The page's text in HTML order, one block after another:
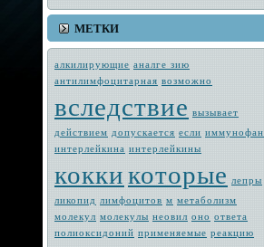
МЕТКИ
алкилирующие аналге зию
антилимфоцитарная возмож­но
вследствие вызывает
действием допускается если иммунофан
интерлейкина интерлейкины
коккикоторые лепры
ликопид лимфоцитов м метабо­лизм
молекул молекулы неовил оно ответа
полиоксидоний применяемые реакцию